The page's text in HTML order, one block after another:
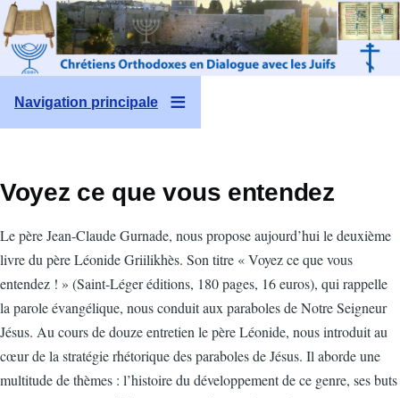
Aller au contenu principal
Navigation principale
Voyez ce que vous entendez
Le père Jean-Claude Gurnade, nous propose aujourd’hui le deuxième
livre du père Léonide Griilikhès. Son titre « Voyez ce que vous
entendez ! » (Saint-Léger éditions, 180 pages, 16 euros), qui rappelle
la parole évangélique, nous conduit aux paraboles de Notre Seigneur
Jésus. Au cours de douze entretien le père Léonide, nous introduit au
cœur de la stratégie rhétorique des paraboles de Jésus. Il aborde une
multitude de thèmes : l’histoire du développement de ce genre, ses buts